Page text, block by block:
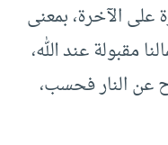
الآخرة، بمعنى
مقبولة عند الله،
عن النار فحسب،